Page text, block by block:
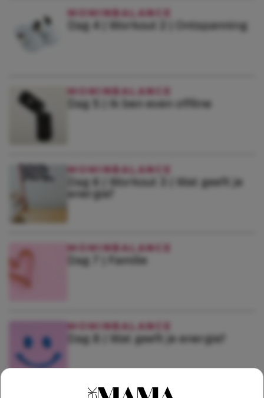
MOMINBALANCE
Dag 4 | Workout 2 | Ontspanning
MOMINBALANCE
Dag 5 | Ik ben even offline
MOMINBALANCE
Dag 6 | Workout 3 | Wat geeft je
energie?
MOMINBALANCE
Dag 7 | Familie
MOMINBALANCE
Dag 8 | Wat geeft je energie?